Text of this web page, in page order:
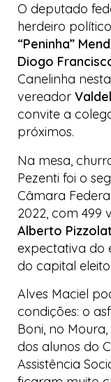
O deputado
herdeiro
“Peninha”
Diogo
Canelinha
vereador
convite a
próximos.
Na mesa,
Pezenti foi o
Câmara
2022, com 499
Alberto
expectativa do
do capital
Alves Maciel
condições: o
Boni, no
dos alunos do
Assistência